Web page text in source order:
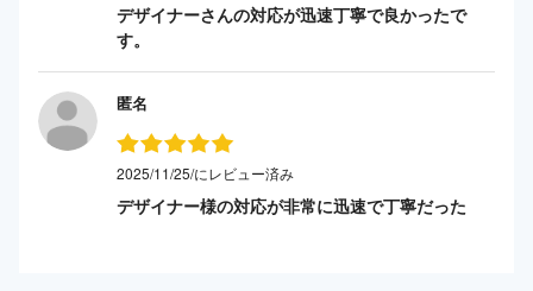
デザイナーさんの対応が迅速丁寧で良かったで
す。
匿名
2025/11/25/にレビュー済み
デザイナー様の対応が非常に迅速で丁寧だった